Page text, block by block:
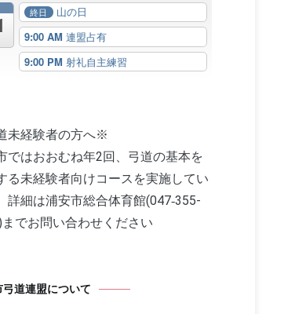
終日
山の日
9:00 AM 連盟占有
9:00 PM 射礼自主練習
未経験者の方へ※
ではおおむね年2回、弓道の基本を
る未経験者向けコースを実施してい
詳細は浦安市総合体育館(047‐355-
でお問い合わせください
道連盟について